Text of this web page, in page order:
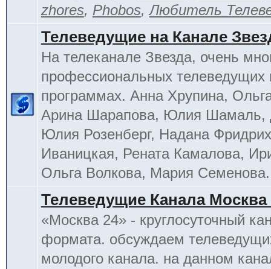
zhores, Phobos,Любитель
Телеведущие на Канале
На телеканале Звезда, очень
профессиональных телеведущих
программах. Анна Хрупина,
Арина Шарапова, Юлия Шамаль,
Юлия Розенберг, Надана
Иваницкая, Рената Камалова,
Ольга Волкова, Мария Семенова.
Телеведущие Канала Москва
«Москва 24» - круглосуточный
формата. обсуждаем
молодого канала. на данном